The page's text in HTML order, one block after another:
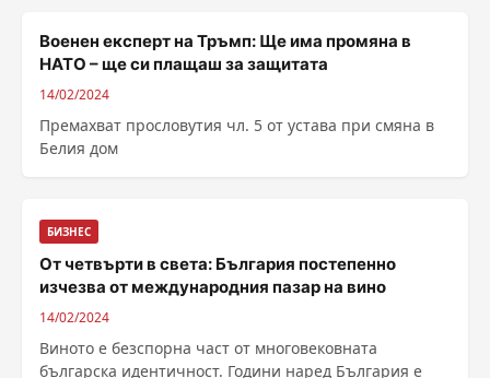
Военен експерт на Тръмп: Ще има промяна в
НАТО – ще си плащаш за защитата
14/02/2024
Премахват прословутия чл. 5 от устава при смяна в
Белия дом
БИЗНЕС
От четвърти в света: България постепенно
изчезва от международния пазар на вино
14/02/2024
Виното е безспорна част от многовековната
българска идентичност. Години наред България е